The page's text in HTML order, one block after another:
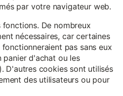
par votre navigateur web.
De nombreux
nécessaires, car certaines
pas sans eux
panier d'achat ou les
D'autres cookies sont utilisés
des utilisateurs ou pour